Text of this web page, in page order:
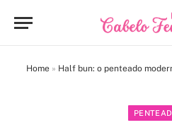
Home» Half bun: o penteado